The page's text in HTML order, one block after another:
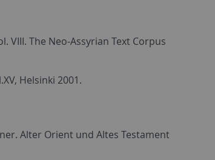
VIII. The Neo-Assyrian Text Corpus
Helsinki 2001.
Alter Orient und Altes Testament